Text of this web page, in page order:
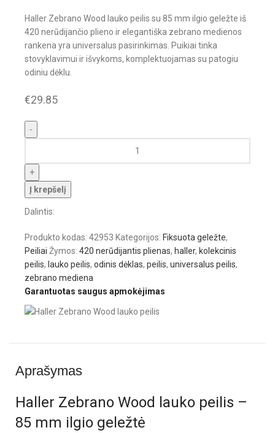
Haller Zebrano Wood lauko peilis su 85 mm ilgio geležte iš
420 nerūdijančio plieno ir elegantiška zebrano medienos
rankena yra universalus pasirinkimas. Puikiai tinka
stovyklavimui ir išvykoms, komplektuojamas su patogiu
odiniu dėklu.
€29.85
Į krepšelį
Dalintis:
Produkto kodas: 42953 Kategorijos: Fiksuota geležte,
Peiliai Žymos: 420 nerūdijantis plienas, haller, kolekcinis
peilis, lauko peilis, odinis dėklas, peilis, universalus peilis,
zebrano mediena
Garantuotas saugus apmokėjimas
Aprašymas
Haller Zebrano Wood lauko peilis –
85 mm ilgio geležtė